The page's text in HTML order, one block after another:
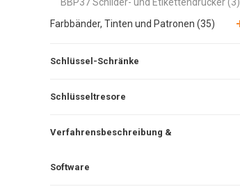
Farbbänder, Tinten und Patronen (35)
Schlüssel-Schränke
Schlüsseltresore
Verfahrensbeschreibung &
Software